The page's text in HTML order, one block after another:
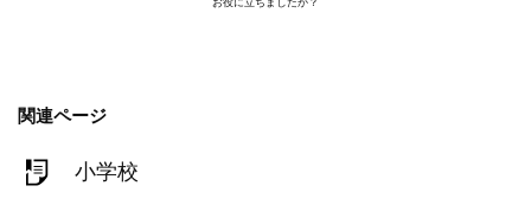
お役に立ちましたか？
関連ページ
小学校